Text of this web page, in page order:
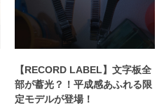
【RECORD LABEL】文字板全
部が蓄光？！平成感あふれる限
定モデルが登場！